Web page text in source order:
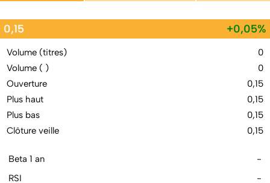
0,15 +0,05%
Volume (titres)
0
Volume ( )
0
Ouverture
0,15
Plus haut
0,15
Plus bas
0,15
Clôture veille
0,15
Beta 1 an
-
RSI
-